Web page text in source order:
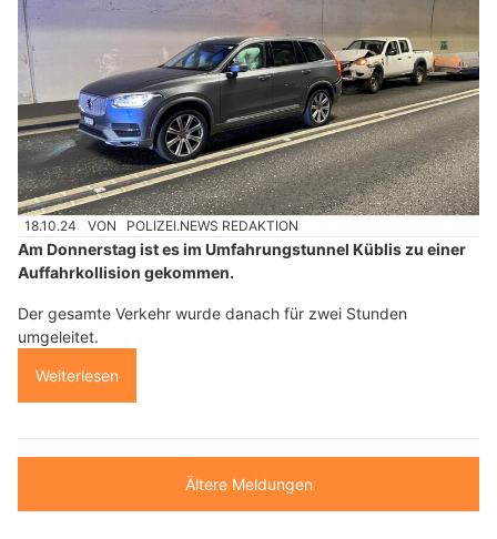
18.10.24 VON POLIZEI.NEWS REDAKTION
Am Donnerstag ist es im Umfahrungstunnel Küblis zu einer
Auffahrkollision gekommen.
Der gesamte Verkehr wurde danach für zwei Stunden
umgeleitet.
Weiterlesen
Ältere Meldungen